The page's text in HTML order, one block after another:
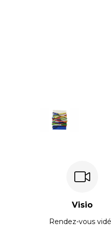
Visio
Rendez-vous